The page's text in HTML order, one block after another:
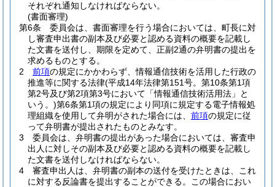
それぞれ通知しなければならない。
(書面審理)
第6条
委員会は、書面審理を行う場合においては、町長に対
し審査申出書の副本及び必要と認める資料の概要を記載し
た文書を送付し、期限を定めて、正副2通の弁明書の提出を
求めるものとする。
2
前項の規定にかかわらず、情報通信技術を活用した行政の
推進等に関する法律(平成14年法律第151号。第10条第1項
第2号及び第2項第3号において「情報通信技術活用法」と
いう。)第6条第1項の規定により同項に規定する電子情報処
理組織を使用して弁明がされた場合には、 前項の規定に従
って弁明書が提出されたものとみなす。
3
委員会は、弁明書の提出があった場合においては、審査申
出人に対しその副本及び必要と認める資料の概要を記載し
た文書を送付しなければならない。
4
審査申出人は、弁明書の副本の送付を受けたときは、これ
に対する反論書を提出することができる。
この場合におい